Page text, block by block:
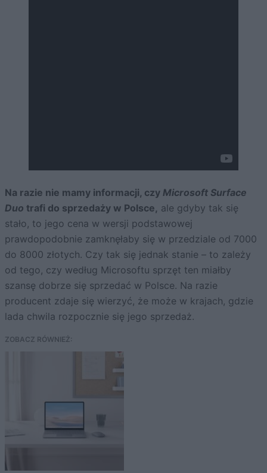
Na razie nie mamy informacji, czy Microsoft Surface
Duo trafi do sprzedaży w Polsce, ale gdyby tak się
stało, to jego cena w wersji podstawowej
prawdopodobnie zamknęłaby się w przedziale od 7000
do 8000 złotych. Czy tak się jednak stanie – to zależy
od tego, czy według Microsoftu sprzęt ten miałby
szansę dobrze się sprzedać w Polsce. Na razie
producent zdaje się wierzyć, że może w krajach, gdzie
lada chwila rozpocznie się jego sprzedaż.
ZOBACZ RÓWNIEŻ: